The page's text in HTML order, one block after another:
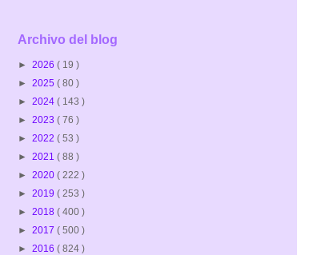
Archivo del blog
► 2026 ( 19 )
► 2025 ( 80 )
► 2024 ( 143 )
► 2023 ( 76 )
► 2022 ( 53 )
► 2021 ( 88 )
► 2020 ( 222 )
► 2019 ( 253 )
► 2018 ( 400 )
► 2017 ( 500 )
► 2016 ( 824 )